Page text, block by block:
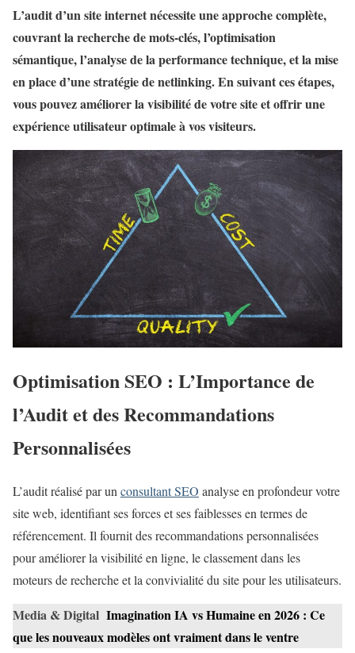
L’audit d’un site internet nécessite une approche complète,
couvrant la recherche de mots-clés, l’optimisation
sémantique, l’analyse de la performance technique, et la mise
en place d’une stratégie de netlinking. En suivant ces étapes,
vous pouvez améliorer la visibilité de votre site et offrir une
expérience utilisateur optimale à vos visiteurs.
Optimisation SEO : L’Importance de
l’Audit et des Recommandations
Personnalisées
L’audit réalisé par un consultant SEO analyse en profondeur votre
site web, identifiant ses forces et ses faiblesses en termes de
référencement. Il fournit des recommandations personnalisées
pour améliorer la visibilité en ligne, le classement dans les
moteurs de recherche et la convivialité du site pour les utilisateurs.
Media & Digital Imagination IA vs Humaine en 2026 : Ce
que les nouveaux modèles ont vraiment dans le ventre